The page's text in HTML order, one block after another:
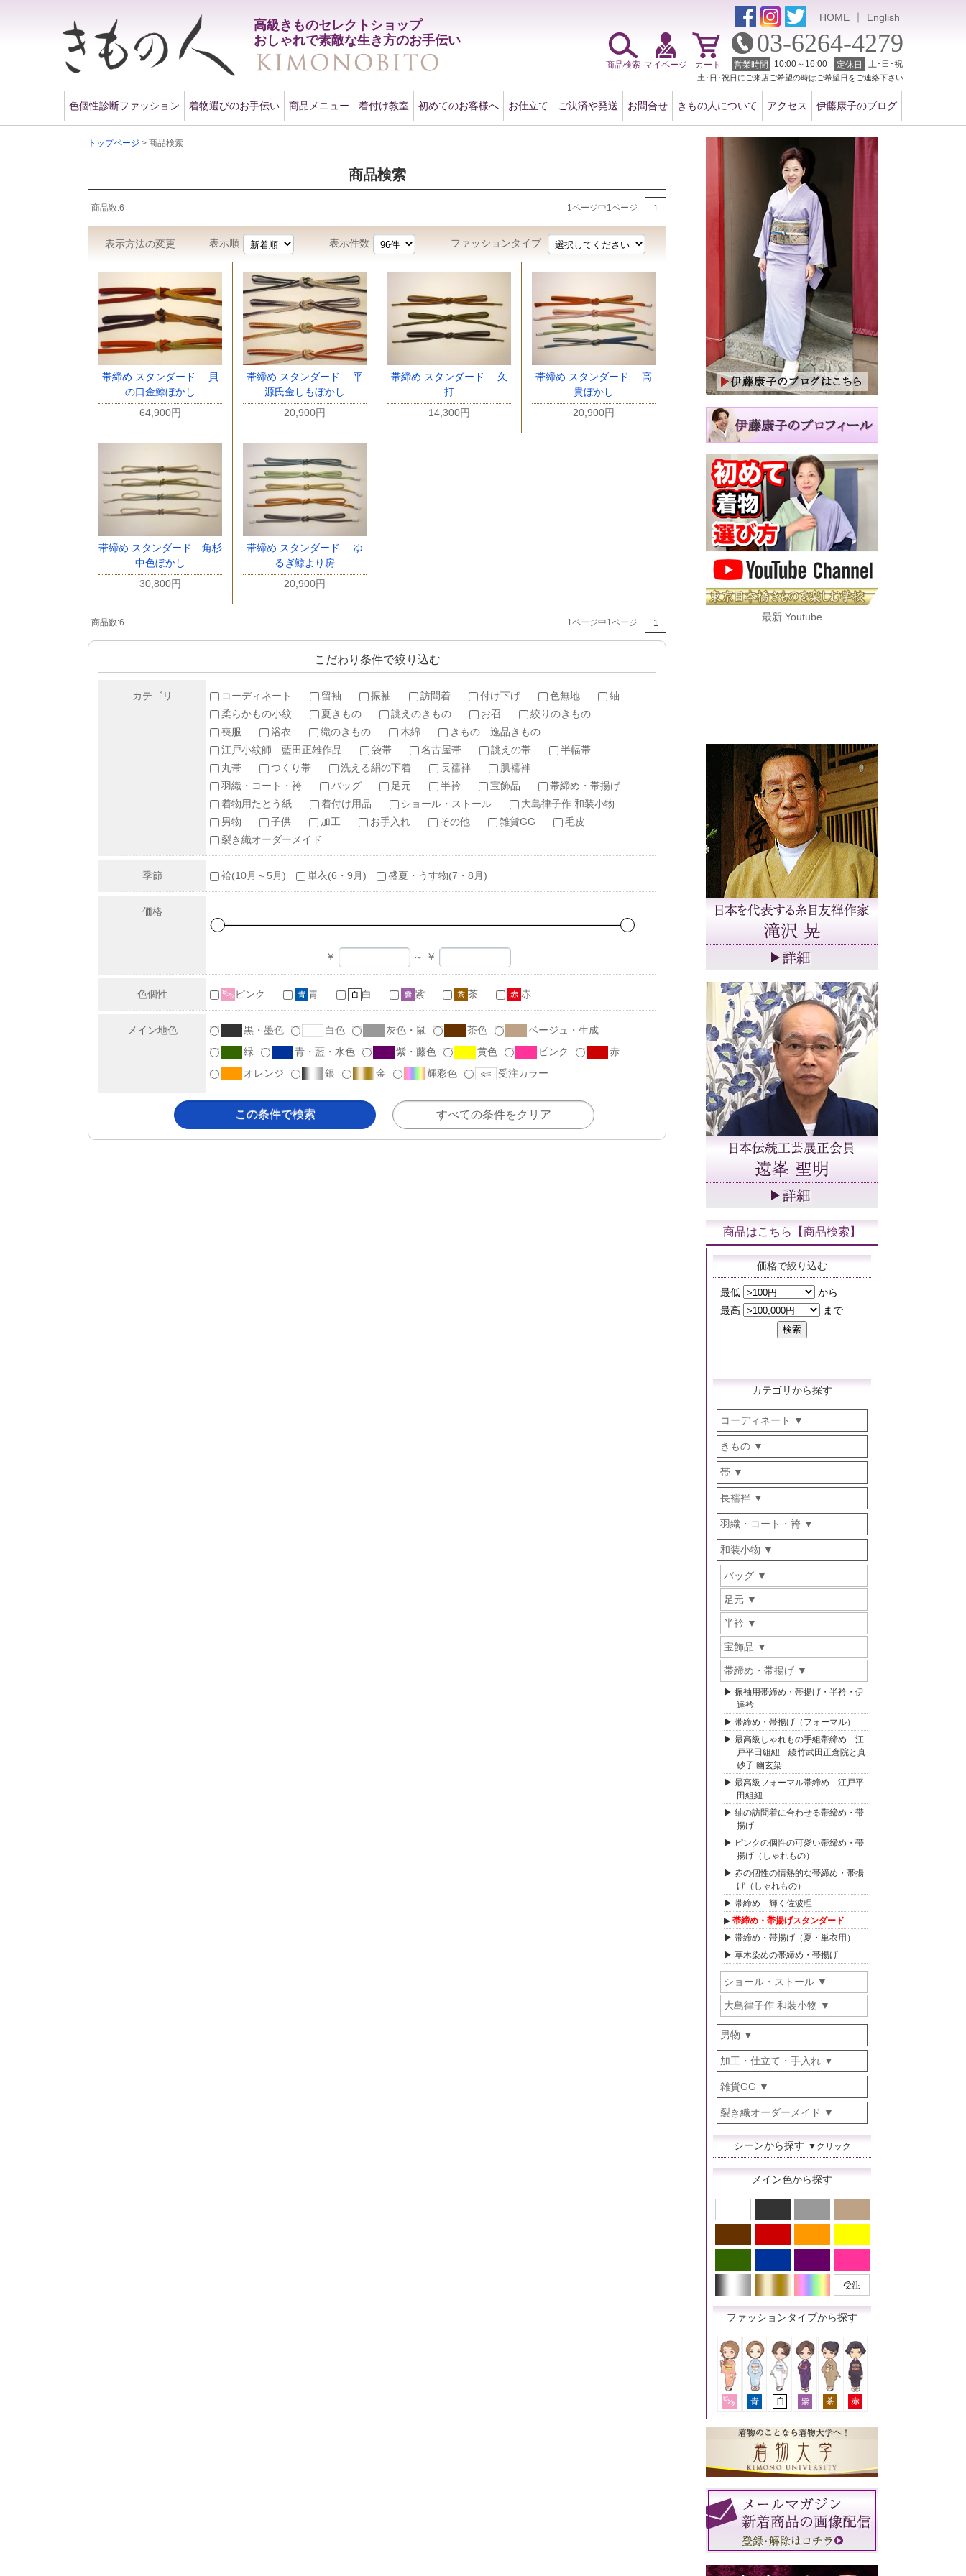
高級きものセレクトショップ
おしゃれで素敵な生き方のお手伝い
HOME ｜ English
色個性診断ファッション 着物選びのお手伝い 商品メニュー 着付け教室 初めてのお客様へ お仕立て ご決済や発送 お問合せ きもの人について アクセス 伊藤康子のブログ
商品検索 マイページ カート
03-6264-4279
営業時間 10:00～16:00 定休日 土･日･祝
土･日･祝日にご来店ご希望の時はご希望日をご連絡下さい
トップページ > 商品検索
商品検索
商品数:6 1ページ中1ページ 1
表示方法の変更 表示順 表示件数 ファッションタイプ
帯締め スタンダード 貝
の口金鯨ぼかし
64,900円
帯締め スタンダード 平
源氏金しもぼかし
20,900円
帯締め スタンダード 久
打
14,300円
帯締め スタンダード 高
貴ぼかし
20,900円
帯締め スタンダード 角杉
中色ぼかし
30,800円
帯締め スタンダード ゆ
るぎ鯨より房
20,900円
商品数:6 1ページ中1ページ 1
こだわり条件で絞り込む
カテゴリ コーディネート 留袖 振袖 訪問着 付け下げ 色無地
紬
柔らかもの小紋
夏きもの 誂えのきもの お召
絞りのきもの
喪服
浴衣 織のきもの 木綿
きもの 逸品きもの
江戸小紋師 藍田正雄作品
袋帯 名古屋帯 誂えの帯
半幅帯
丸帯
つくり帯 洗える絹の下着 長襦袢
肌襦袢
羽織・コート・袴
バッグ 足元 半衿 宝飾品
帯締め・帯揚げ
着物用たとう紙
着付け用品 ショール・ストール
大島律子作 和装小物
男物
子供 加工 お手入れ その他 雑貨GG
毛皮
裂き織オーダーメイド
季節 袷(10月～5月) 単衣(6・9月) 盛夏・うす物(7・8月)
価格
￥ ～ ￥
色個性 ピンク 青 白 紫 茶 赤
メイン地色 黒・墨色 白色 灰色・鼠 茶色
ベージュ・生成
緑
青・藍・水色 紫・藤色 黄色 ピンク
赤
オレンジ
銀 金 輝彩色 受注カラー
最新 Youtube
商品はこちら【商品検索】
価格で絞り込む
カテゴリから探す
コーディネート
きもの
帯
長襦袢
羽織・コート・袴
和装小物
バッグ
足元
半衿
宝飾品
帯締め・帯揚げ
振袖用帯締め・帯揚げ・半衿・伊
達衿
帯締め・帯揚げ（フォーマル）
最高級しゃれもの手組帯締め 江
戸平田組紐 綾竹武田正倉院と真
砂子 幽玄染
最高級フォーマル帯締め 江戸平
田組紐
紬の訪問着に合わせる帯締め・帯
揚げ
ピンクの個性の可愛い帯締め・帯
揚げ（しゃれもの）
赤の個性の情熱的な帯締め・帯揚
げ（しゃれもの）
帯締め 輝く佐波理
帯締め・帯揚げスタンダード
帯締め・帯揚げ（夏・単衣用）
草木染めの帯締め・帯揚げ
ショール・ストール
大島律子作 和装小物
男物
加工・仕立て・手入れ
雑貨GG
裂き織オーダーメイド
シーンから探す ▼クリック
メイン色から探す
ファッションタイプから探す